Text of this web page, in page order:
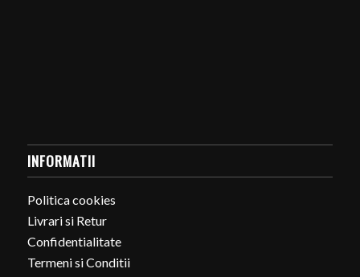
INFORMATII
Politica cookies
Livrari si Retur
Confidentialitate
Termeni si Conditii